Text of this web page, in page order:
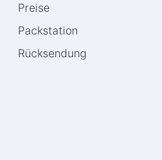
Preise
Packstation
Rücksendung